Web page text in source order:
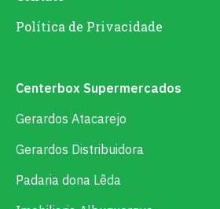
Política de Privacidade
Centerbox Supermercados
Gerardos Atacarejo
Gerardos Distribuidora
Padaria dona Lêda